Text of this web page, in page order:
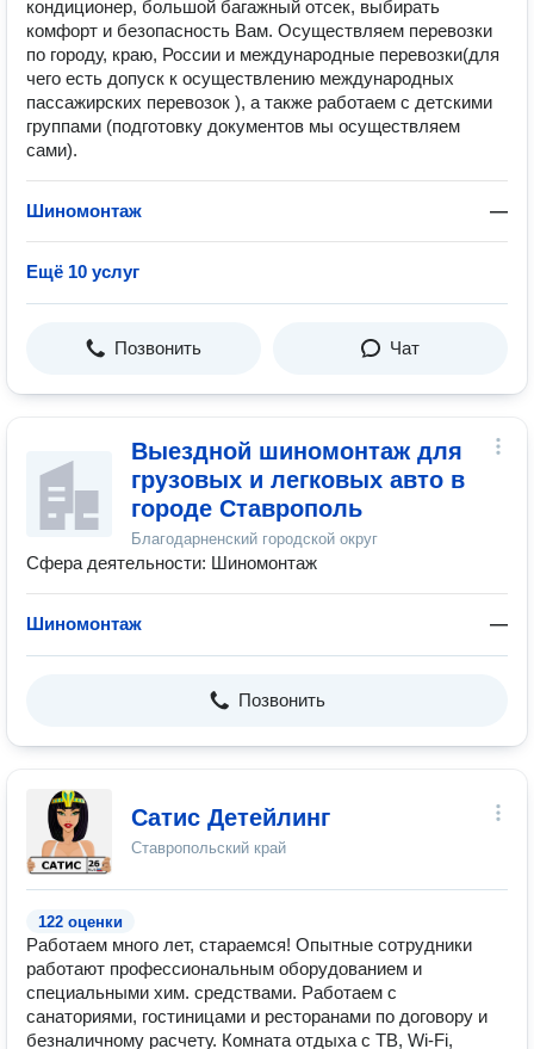
кондиционер, большой багажный отсек, выбирать
комфорт и безопасность Вам. Осуществляем перевозки
по городу, краю, России и международные перевозки(для
чего есть допуск к осуществлению международных
пассажирских перевозок ), а также работаем с детскими
группами (подготовку документов мы осуществляем
сами).
Шиномонтаж —
Ещё 10 услуг
Позвонить Чат
Выездной шиномонтаж для
грузовых и легковых авто в
городе Ставрополь
Благодарненский городской округ
Сфера деятельности: Шиномонтаж
Шиномонтаж —
Позвонить
Сатис Детейлинг
Ставропольский край
122 оценки
Работаем много лет, стараемся! Опытные сотрудники
работают профессиональным оборудованием и
специальными хим. средствами. Работаем с
санаториями, гостиницами и ресторанами по договору и
безналичному расчету. Комната отдыха с ТВ, Wi-Fi,